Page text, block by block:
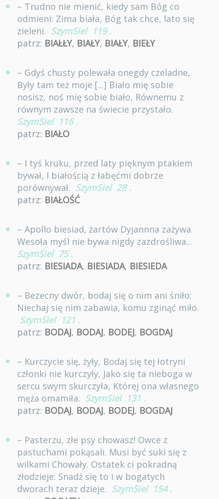
– Trudno nie mienić, kiedy sam Bóg co
odmieni: Zima biała, Bóg tak chce, lato się
zieleni. SzymSiel 119 .
patrz: BIAŁŁY, BIAŁY, BIAŁY, BIEŁY
– Gdyś chusty polewała onegdy czeladne,
Były tam też moje [...] Biało mię sobie
nosisz, noś mię sobie biało, Równemu z
równym zawsze na świecie przystało.
SzymSiel 116 .
patrz: BIAŁO
– I tyś kruku, przed laty pięknym ptakiem
bywał, I białością z łabęćmi dobrze
porównywał. SzymSiel 28 .
patrz: BIAŁOŚĆ
– Apollo biesiad, żartów Dyjannna zażywa.
Wesoła myśl nie bywa nigdy zazdrośliwa...
SzymSiel 75 .
patrz: BIESIADA, BIESIADA, BIESIEDA
– Bezecny dwór, bodaj się o nim ani śniło;
Niechaj się nim zabawia, komu zginąć miło.
SzymSiel 121 .
patrz: BODAJ, BODAJ, BODEJ, BOGDAJ
– Kurczycie się, żyły, Bodaj się tej łotryni
członki nie kurczyły, Jako się ta nieboga w
sercu swym skurczyła, Której ona własnego
męża omamiła. SzymSiel 131 .
patrz: BODAJ, BODAJ, BODEJ, BOGDAJ
– Pasterzu, złe psy chowasz! Owce z
pastuchami pokąsali. Musi być suki się z
wilkami Chowały. Ostatek ci pokradną
złodzieje: Snadź się to i w bogatych
dworach teraz dzieje. SzymSiel 154 .